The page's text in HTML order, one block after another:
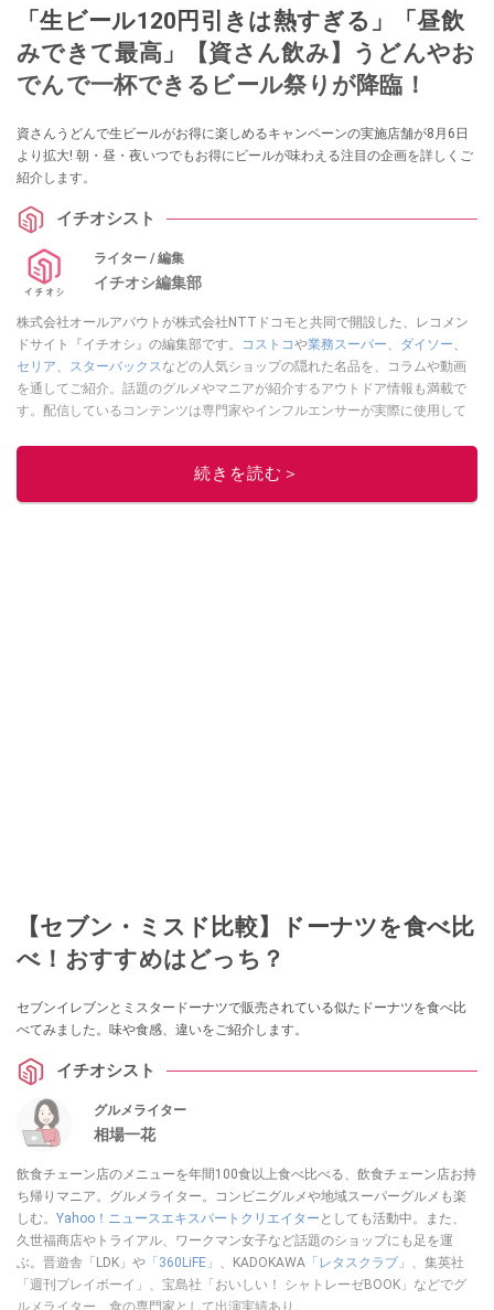
「生ビール120円引きは熱すぎる」「昼飲
みできて最高」【資さん飲み】うどんやお
でんで一杯できるビール祭りが降臨！
資さんうどんで生ビールがお得に楽しめるキャンペーンの実施店舗が8月6日
より拡大! 朝・昼・夜いつでもお得にビールが味わえる注目の企画を詳しくご
紹介します。
イチオシスト
ライター / 編集
イチオシ編集部
株式会社オールアバウトが株式会社NTTドコモと共同で開設した、レコメン
ドサイト『イチオシ』の編集部です。
コストコや業務スーパー ダイソー
セリア
スターバックス などの人気ショップの隠れた名品を、コラムや動画
を通してご紹介。話題のグルメやマニアが紹介するアウトドア情報も満載で
す。配信しているコンテンツは専門家やインフルエンサーが実際に使用して
ニュースでフォロー
続きを読む＞
【セブン・ミスド比較】ドーナツを食べ比
べ！おすすめはどっち？
セブンイレブンとミスタードーナツで販売されている似たドーナツを食べ比
べてみました。味や食感、違いをご紹介します。
イチオシスト
グルメライター
相場一花
飲食チェーン店のメニューを年間100食以上食べ比べる、飲食チェーン店お持
ち帰りマニア。グルメライター。コンビニグルメや地域スーパーグルメも楽
しむ。 Yahoo！ニュースエキスパートクリエイター としても活動中。また、
久世福商店やトライアル、ワークマン女子など話題のショップにも足を運
ぶ。晋遊舎「LDK」や 「360LiFE」 、KADOKAWA 「レタスクラブ」
、集英社
「週刊プレイボーイ」、宝島社「おいしい！ シャトレーゼBOOK」などでグ
ルメライター、食の専門家として出演実績あり。